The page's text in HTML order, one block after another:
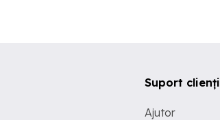
Suport clienți
Ajutor